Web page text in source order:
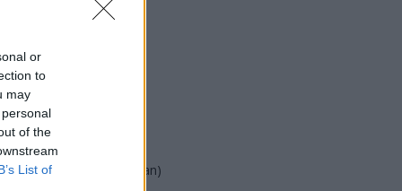
or
to
may
of the
List of
PSD
AUR
UDMR
Forța Dreptei (L. Orban)